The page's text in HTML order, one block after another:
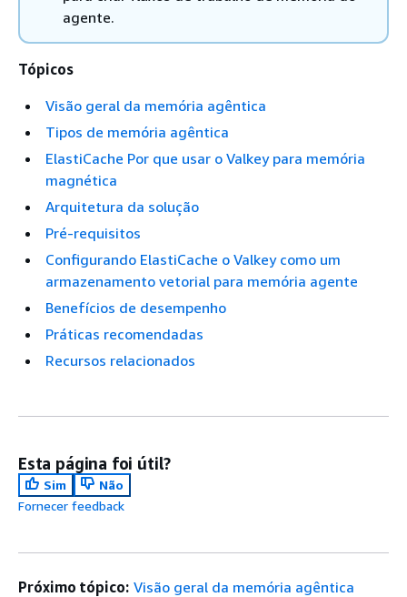
agente.
Tópicos
Visão geral da memória agêntica
Tipos de memória agêntica
ElastiCache Por que usar o Valkey para memória
magnética
Arquitetura da solução
Pré-requisitos
Configurando ElastiCache o Valkey como um
armazenamento vetorial para memória agente
Benefícios de desempenho
Práticas recomendadas
Recursos relacionados
Esta página foi útil?
Sim
Não
Fornecer feedback
Próximo tópico: Visão geral da memória agêntica